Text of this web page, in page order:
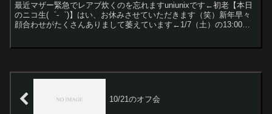
最近マザー緊急でレアブ炊くのを忘れますuniunixです←初老【本日
のニコ生(゜-゜)】はい、お休みさせていただきます（笑）新年早々
顔合わせがたくさんありまして萎えています←1/7（土）の13:00か
10/21のオフ会